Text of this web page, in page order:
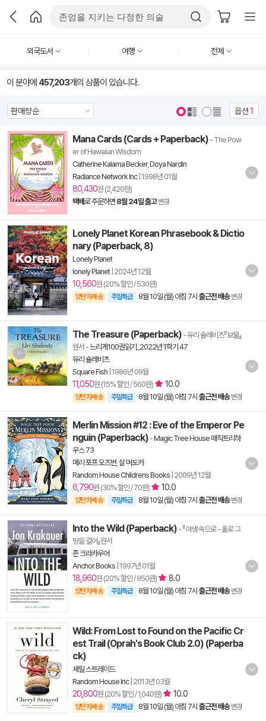
외국도서 여행 전체
이 분야에 457,203개의 상품이 있습니다.
옵션1
Mana Cards (Cards + Paperback) - The Pow
er of Hawaiian Wisdom
Catherine Kalama Becker,Doya Nardin
Radiance Network Inc| 1998년 01월
80,430원 (2,420원)
택배로 주문하면 8월 24일 출고 변경
Lonely Planet Korean Phrasebook & Dictio
nary (Paperback, 8)
Lonely Planet
lonely Planet| 2024년 12월
10,560원 (20% 할인 / 530원)
양탄자배송 주말특급 8월 10일 (월) 아침 7시 출근전 배송 변경
The Treasure (Paperback) - 유리 슐레비츠『보물』
원서 -느리게100권읽기_2022년 1학기 47
유리 슐레비츠
Square Fish 1986년 09월
11,050원 (15% 할인 / 560원) 10.0
양탄자배송 주말특급 8월 10일 (월) 아침 7시 출근전 배송 변경
Merlin Mission #12 : Eve of the Emperor Pe
nguin (Paperback) -Magic Tree House 매직트리하
우스 73
메리 포프 오즈번 살 머도카
Random House Childrens Books 2009년 12월
6,790원 (30% 할인 / 70원) 10.0
양탄자배송 주말특급 8월 10일 (월) 아침 7시 출근전 배송 변경
Into the Wild (Paperback) - 『야생 속으로 - 홀로 그
땅을 걸어』원서
존 크라카우어
Anchor Books 1997년 01월
18,960원 (20% 할인 / 950원) 8.0
양탄자배송 주말특급 8월 10일 (월) 아침 7시 출근전 배송 변경
Wild: From Lost to Found on the Pacific Cr
est Trail (Oprah's Book Club 2.0) (Paperba
ck)
셰릴 스트레이드
Random House Inc| 2013년 03월
20,800원 (20% 할인 / 1,040원) 10.0
양탄자배송 주말특급 8월 10일 (월) 아침 7시 출근전 배송 변경